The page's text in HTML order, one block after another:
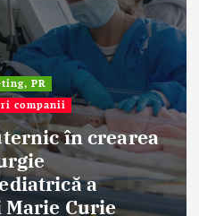
PR
companii
în crearea
a
Curie